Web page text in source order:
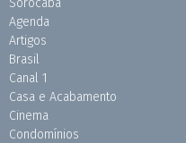
Agenda
Artigos
Brasil
Canal 1
Casa e Acabamento
Cinema
Condomínios